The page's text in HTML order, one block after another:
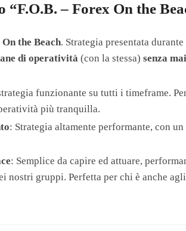
“F.O.B. – Forex On the
the Beach. Strategia presentata
di operatività (con la stessa)senza
funzionante su tutti i timeframe.
più tranquilla.
: Strategia altamente performante, con
: Semplice da capire ed attuare,
nostri gruppi. Perfetta per chi è anche